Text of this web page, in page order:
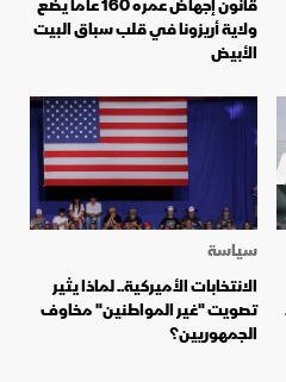
ولاية أريزونا في قلب سباق البيت
الأبيض
سياسة
الانتخابات الأميركية.. لماذا يثير
تصويت "غير المواطنين" مخاوف
الجمهوريين؟